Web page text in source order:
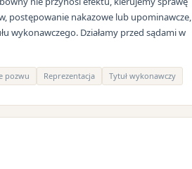
postępowanie nakazowe lub upominawcze,
wykonawczego. Działamy przed sądami w
pozwu Reprezentacja Tytuł wykonawczy